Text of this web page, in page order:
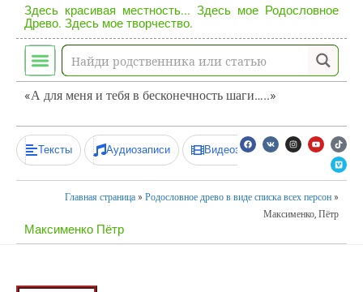
Здесь красивая местность... Здесь мое Родословное
Древо. Здесь мое творчество.
«А для меня и тебя в бесконечность шаги…..»
Тексты Аудиозаписи Видеозаписи
Главная страница » Родословное древо в виде списка всех персон »
Максименко, Пётр
Максименко Пётр